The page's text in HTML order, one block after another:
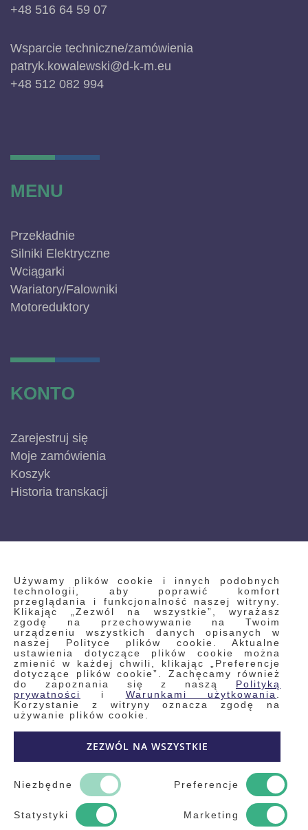
Używamy plików cookie i innych podobnych
technologii, aby poprawić komfort
przeglądania i funkcjonalność naszej witryny.
Klikając „Zezwól na wszystkie”, wyrażasz
zgodę na przechowywanie na Twoim
urządzeniu wszystkich danych opisanych w
naszej Polityce plików cookie. Aktualne
ustawienia dotyczące plików cookie można
zmienić w każdej chwili, klikając „Preferencje
dotyczące plików cookie”. Zachęcamy również
do zapoznania się z naszą Polityką
prywatności
i Warunkami użytkowania
Korzystanie z witryny oznacza zgodę na
używanie plików cookie.
ZEZWÓL NA WSZYSTKIE
Niezbędne Preferencje
Statystyki Marketing
+48 516 64 59 07
Wsparcie techniczne/zamówienia
patryk.kowalewski@d-k-m.eu
+48 512 082 994
MENU
Przekładnie
Silniki Elektryczne
Wciągarki
Wariatory/Falowniki
Motoreduktory
KONTO
Zarejestruj się
Moje zamówienia
Koszyk
Historia transkacji
INFORMACJE
Regulamin
Polityka prywatności i pliki cookie
Wyszukiwane frazy
Wyszukiwanie zaawansowane
Zamówienia
Skontaktuj się z nami
Odstąp od umowy
Kontakt